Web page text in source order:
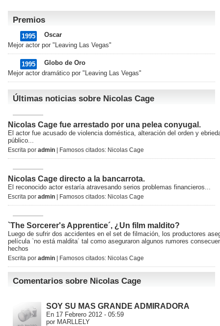
Premios
1995
Oscar
Mejor actor por "Leaving Las Vegas"
1995
Globo de Oro
Mejor actor dramático por "Leaving Las Vegas"
Últimas noticias sobre Nicolas Cage
Nicolas Cage fue arrestado por una pelea conyugal.
El actor fue acusado de violencia doméstica, alteración del orden y
público...
Escrita por admin | Famosos citados: Nicolas Cage
Nicolas Cage directo a la bancarrota.
El reconocido actor estaría atravesando serios problemas financieros...
Escrita por admin | Famosos citados: Nicolas Cage
`The Sorcerer's Apprentice´, ¿Un film maldito?
Luego de sufrir dos accidentes en el set de filmación, los productores
película `no está maldita´ tal como aseguraron algunos rumores
hechos
Escrita por admin | Famosos citados: Nicolas Cage
Comentarios sobre Nicolas Cage
SOY SU MAS GRANDE ADMIRADORA
En 17 Febrero 2012 - 05:59
por MARLLELY